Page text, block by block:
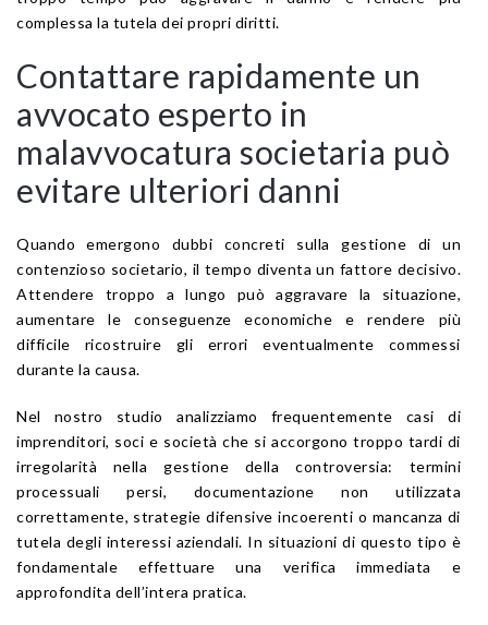
complessa la tutela dei propri diritti.
Contattare rapidamente un
avvocato esperto in
malavvocatura societaria può
evitare ulteriori danni
Quando emergono dubbi concreti sulla gestione di un
contenzioso societario, il tempo diventa un fattore decisivo.
Attendere troppo a lungo può aggravare la situazione,
aumentare le conseguenze economiche e rendere più
difficile ricostruire gli errori eventualmente commessi
durante la causa.
Nel nostro studio analizziamo frequentemente casi di
imprenditori, soci e società che si accorgono troppo tardi di
irregolarità nella gestione della controversia: termini
processuali persi, documentazione non utilizzata
correttamente, strategie difensive incoerenti o mancanza di
tutela degli interessi aziendali. In situazioni di questo tipo è
fondamentale effettuare una verifica immediata e
approfondita dell’intera pratica.